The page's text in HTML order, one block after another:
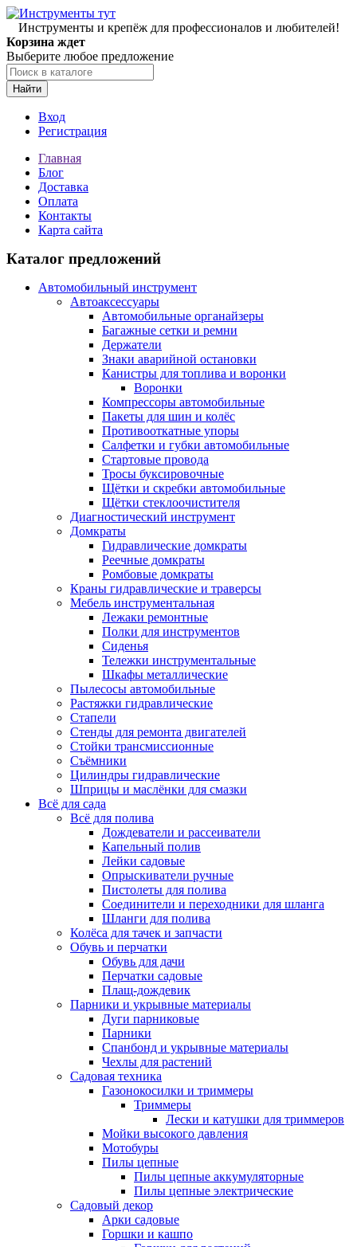
Инструменты и крепёж для профессионалов и любителей!
Корзина ждет
Выберите любое предложение
Найти
Вход
Регистрация
Главная
Блог
Доставка
Оплата
Контакты
Карта сайта
Каталог предложений
Автомобильный инструмент
Автоаксессуары
Автомобильные органайзеры
Багажные сетки и ремни
Держатели
Знаки аварийной остановки
Канистры для топлива и воронки
Воронки
Компрессоры автомобильные
Пакеты для шин и колёс
Противооткатные упоры
Салфетки и губки автомобильные
Стартовые провода
Тросы буксировочные
Щётки и скребки автомобильные
Щётки стеклоочистителя
Диагностический инструмент
Домкраты
Гидравлические домкраты
Реечные домкраты
Ромбовые домкраты
Краны гидравлические и траверсы
Мебель инструментальная
Лежаки ремонтные
Полки для инструментов
Сиденья
Тележки инструментальные
Шкафы металлические
Пылесосы автомобильные
Растяжки гидравлические
Стапели
Стенды для ремонта двигателей
Стойки трансмиссионные
Съёмники
Цилиндры гидравлические
Шприцы и маслёнки для смазки
Всё для сада
Всё для полива
Дождеватели и рассеиватели
Капельный полив
Лейки садовые
Опрыскиватели ручные
Пистолеты для полива
Соединители и переходники для шланга
Шланги для полива
Колёса для тачек и запчасти
Обувь и перчатки
Обувь для дачи
Перчатки садовые
Плащ-дождевик
Парники и укрывные материалы
Дуги парниковые
Парники
Спанбонд и укрывные материалы
Чехлы для растений
Садовая техника
Газонокосилки и триммеры
Триммеры
Лески и катушки для триммеров
Мойки высокого давления
Мотобуры
Пилы цепные
Пилы цепные аккумуляторные
Пилы цепные электрические
Садовый декор
Арки садовые
Горшки и кашпо